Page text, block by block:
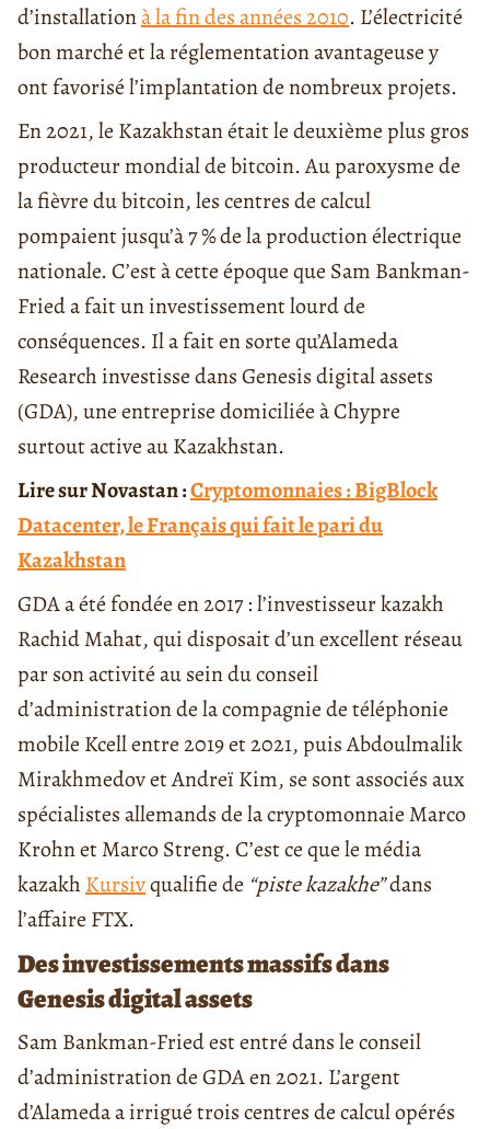
d’installationà la fin des années 2010. L’électricité
bon marché et la réglementation avantageuse y
ont favorisé l’implantation de nombreux projets.
En 2021, le Kazakhstan était le deuxième plus gros
producteur mondial de bitcoin. Au paroxysme de
la fièvre du bitcoin, les centres de calcul
pompaient jusqu’à 7 % de la production électrique
nationale. C’est à cette époque que Sam Bankman-
Fried a fait un investissement lourd de
conséquences. Il a fait en sorte qu’Alameda
Research investisse dans Genesis digital assets
(GDA), une entreprise domiciliée à Chypre
surtout active au Kazakhstan.
Lire sur Novastan :Cryptomonnaies : BigBlock
Datacenter, le Français qui fait le pari du
Kazakhstan
GDA a été fondée en 2017 : l’investisseur kazakh
Rachid Mahat, qui disposait d’un excellent réseau
par son activité au sein du conseil
d’administration de la compagnie de téléphonie
mobile Kcell entre 2019 et 2021, puis Abdoulmalik
Mirakhmedov et Andreï Kim, se sont associés aux
spécialistes allemands de la cryptomonnaie Marco
Krohn et Marco Streng. C’est ce que le média
kazakh Kursivqualifie de “piste kazakhe”dans
l’affaire FTX.
Des investissements massifs dans
Genesis digital assets
Sam Bankman-Fried est entré dans le conseil
d’administration de GDA en 2021. L’argent
d’Alameda a irrigué trois centres de calcul opérés